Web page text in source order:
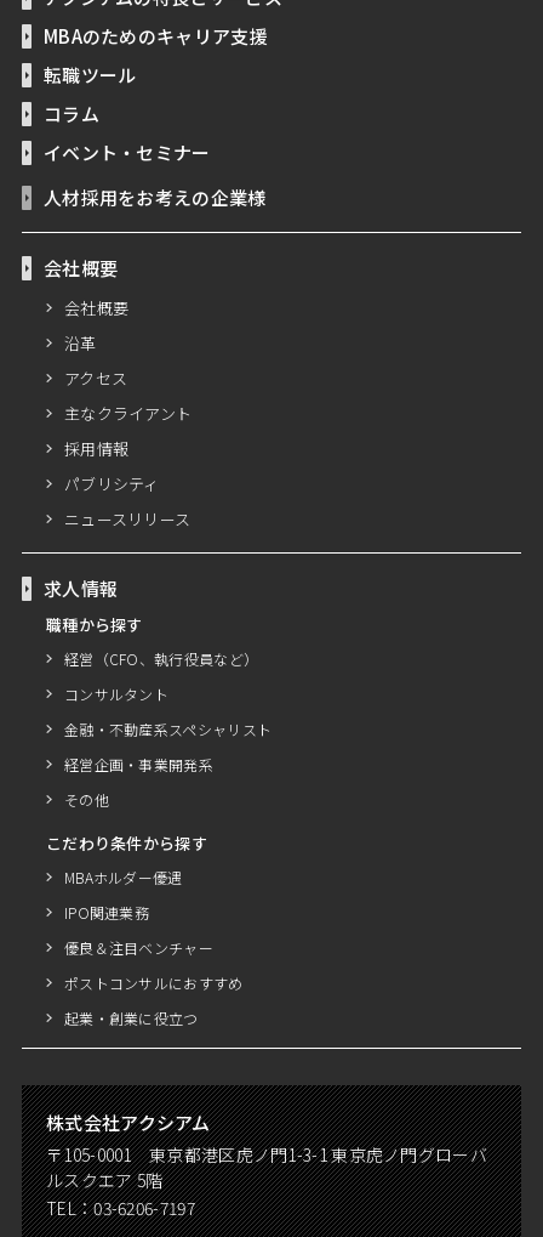
MBAのためのキャリア支援
転職ツール
コラム
イベント・セミナー
人材採用をお考えの企業様
会社概要
会社概要
沿革
アクセス
主なクライアント
採用情報
パブリシティ
ニュースリリース
求人情報
職種から探す
経営（CFO、執行役員など）
コンサルタント
金融・不動産系スペシャリスト
経営企画・事業開発系
その他
こだわり条件から探す
MBAホルダー優遇
IPO関連業務
優良＆注目ベンチャー
ポストコンサルにおすすめ
起業・創業に役立つ
株式会社アクシアム
〒105-0001 東京都港区虎ノ門1-3-1 東京虎ノ門グローバ
ルスクエア 5階
TEL：03-6206-7197